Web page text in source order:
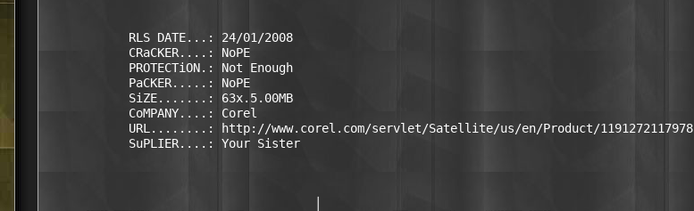
            RLS DATE...: 24/01/2008
            CRaCKER....: NoPE
            PROTECTiON.: Not Enough
            PaCKER.....: NoPE
            SiZE.......: 63x.5.00MB
            CoMPANY....: Corel
            URL........: http://www.corel.com/servlet/Satellite/us/en/Product/1191272117978
            SuPLIER....: Your Sister